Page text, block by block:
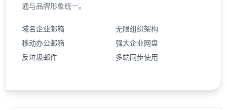
通与品牌形象统一。
域名企业邮箱
无限组织架构
移动办公邮箱
强大企业网盘
反垃圾邮件
多端同步使用